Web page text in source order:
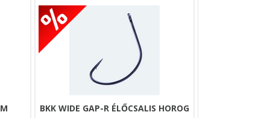
BKK WIDE GAP-R ÉLŐCSALIS HOROG